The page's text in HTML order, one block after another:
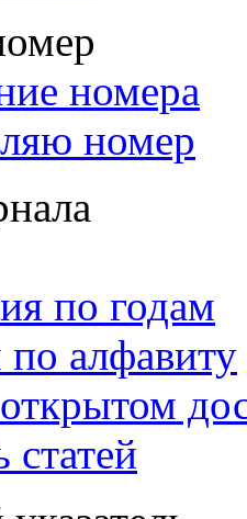
номера
номер
по годам
алфавиту
статей